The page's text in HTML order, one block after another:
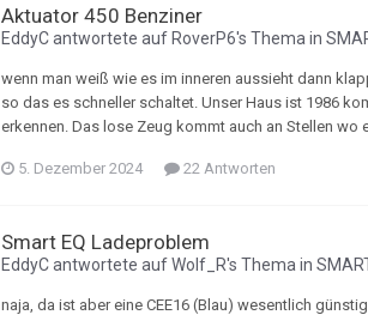
Aktuator 450 Benziner
EddyCantwortete auf RoverP6's Thema in
wenn man weiß wie es im inneren aussieht dann
so das es schneller schaltet. Unser Haus ist 1986
erkennen. Das lose Zeug kommt auch an Stellen
5. Dezember 2024 22 Antworten
Smart EQ Ladeproblem
EddyCantwortete aufWolf_R's Thema in
naja, da ist aber eine CEE16 (Blau) wesentlich